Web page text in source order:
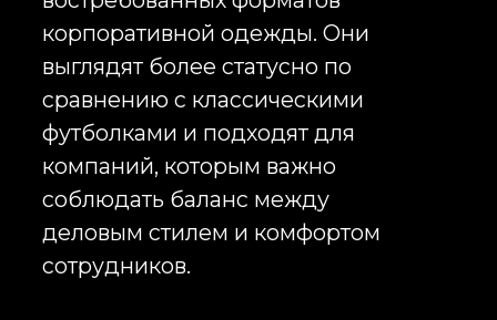
соответствовать фирменному
стилю компании, формировать
положительный опыт
взаимодействия с брендом и при
этом быть актуальным с точки
зрения моды. Оверсайз футболки
с логотипом позволяют
объединить все эти требования.
Свободный крой, премиальные
ткани и качественное
брендирование делают такую
одежду универсальным